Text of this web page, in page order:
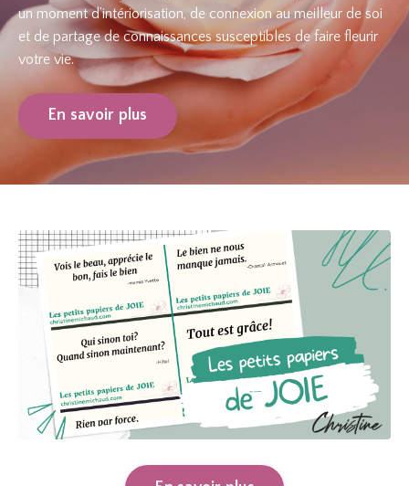
un moment d’intériorisation, de connexion au meilleur de soi
et de partage de connaissances susceptibles de faire fleurir
votre vie.
En savoir plus